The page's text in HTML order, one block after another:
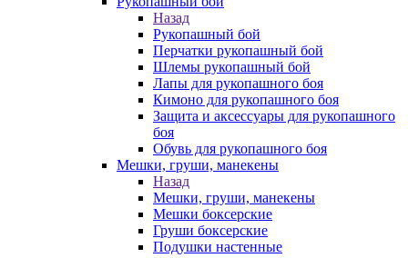
Назад
Рукопашный бой
Перчатки рукопашный бой
Шлемы рукопашный бой
Лапы для рукопашного боя
Кимоно для рукопашного боя
Защита и аксессуары для рукопашного
боя
Обувь для рукопашного боя
Мешки, груши, манекены
Назад
Мешки, груши, манекены
Мешки боксерские
Груши боксерские
Подушки настенные